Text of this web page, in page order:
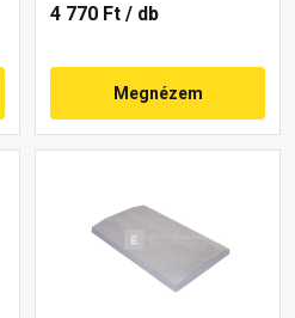
4 770 Ft / db
Megnézem